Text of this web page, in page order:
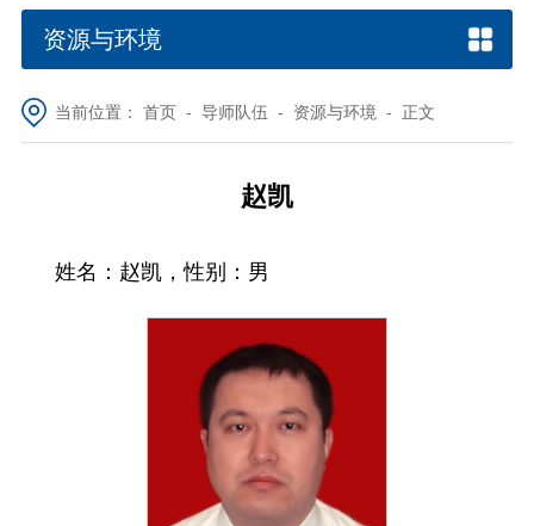
资源与环境
当前位置： 首页- 导师队伍 - 资源与环境 - 正文
赵凯
姓名：赵凯，性别：男